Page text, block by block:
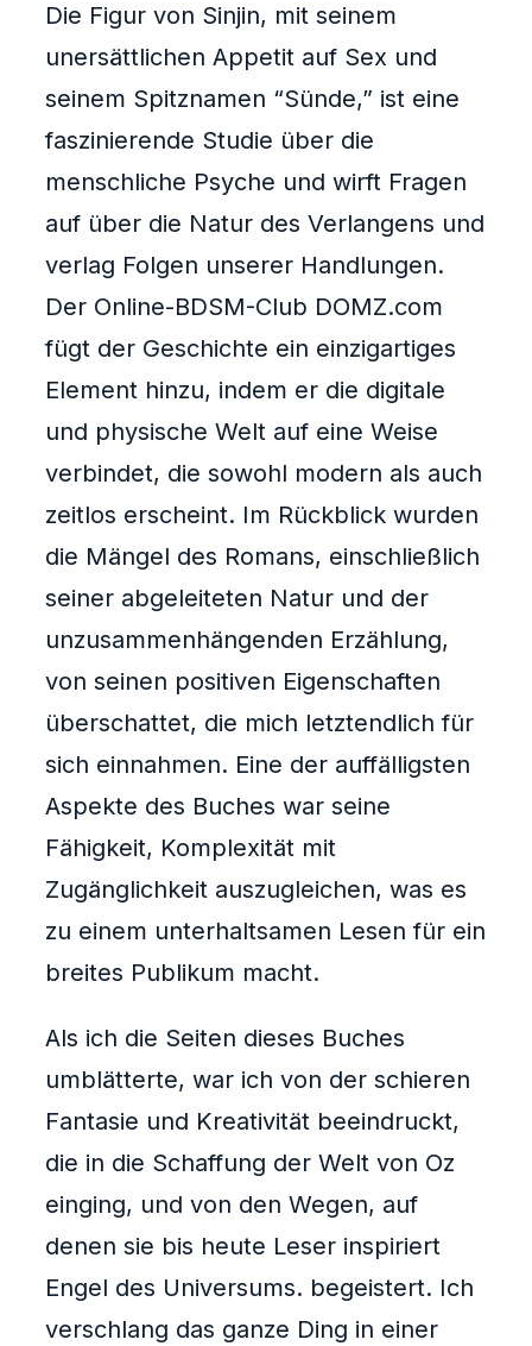
Die Figur von Sinjin, mit seinem
unersättlichen Appetit auf Sex und
seinem Spitznamen “Sünde,” ist eine
faszinierende Studie über die
menschliche Psyche und wirft Fragen
auf über die Natur des Verlangens und
verlag Folgen unserer Handlungen.
Der Online-BDSM-Club DOMZ.com
fügt der Geschichte ein einzigartiges
Element hinzu, indem er die digitale
und physische Welt auf eine Weise
verbindet, die sowohl modern als auch
zeitlos erscheint. Im Rückblick wurden
die Mängel des Romans, einschließlich
seiner abgeleiteten Natur und der
unzusammenhängenden Erzählung,
von seinen positiven Eigenschaften
überschattet, die mich letztendlich für
sich einnahmen. Eine der auffälligsten
Aspekte des Buches war seine
Fähigkeit, Komplexität mit
Zugänglichkeit auszugleichen, was es
zu einem unterhaltsamen Lesen für ein
breites Publikum macht.
Als ich die Seiten dieses Buches
umblätterte, war ich von der schieren
Fantasie und Kreativität beeindruckt,
die in die Schaffung der Welt von Oz
einging, und von den Wegen, auf
denen sie bis heute Leser inspiriert
Engel des Universums. begeistert. Ich
verschlang das ganze Ding in einer